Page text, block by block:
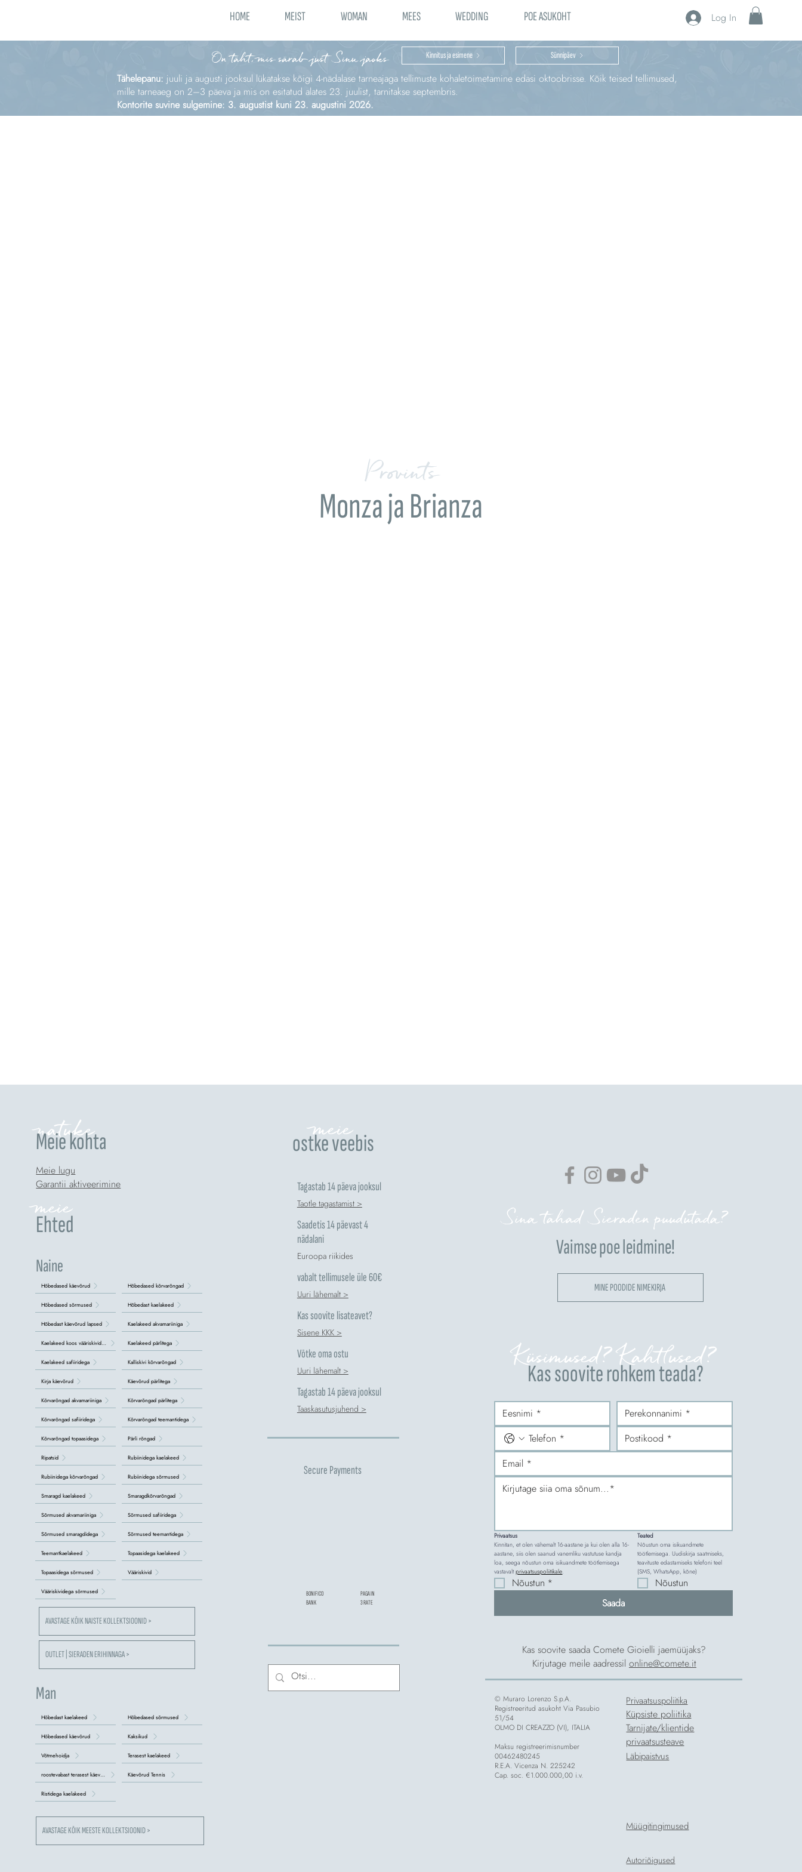
HOME MEIST WOMAN MEES WEDDING POE ASUKOHT Log In
On täht, mis särab just Sinu jaoks Kinnitus ja esimene Sünnipäev
Tähelepanu: juuli ja augusti jooksul lükatakse kõigi 4‑nädalase tarneajaga tellimuste kohaletoimetamine edasi oktoobrisse. Kõik teised tellimused,
mille tarneaeg on 2–3 päeva ja mis on esitatud alates 23. juulist, tarnitakse septembris.
Kontorite suvine sulgemine: 3. augustist kuni 23. augustini 2026.
Provints
Monza ja Brianza
natuke
Meie kohta
Meie lugu
Garantii aktiveerimine
Ehted
meie
Naine
Hõbedased käevõrud
Hõbedased sõrmused
Hõbedast käevõrud lapsed
Kaelakeed koos vääriskividega
Kaelakeed safiiridega
Kirja käevõrud
Kõrvarõngad akvamariiniga
Kõrvarõngad safiiridega
Kõrvarõngad topaasidega
Ripatsid
Rubiinidega kõrvarõngad
Smaragd kaelakeed
Sõrmused akvamariiniga
Sõrmused smaragdidega
Teemantkaelakeed
Topaasidega sõrmused
Vääriskividega sõrmused
Hõbedased kõrvarõngad
Hõbedast kaelakeed
Kaelakeed akvamariiniga
Kaelakeed pärlitega
Kalliskivi kõrvarõngad
Käevõrud pärlitega
Kõrvarõngad pärlitega
Kõrvarõngad teemantidega
Pärli rõngad
Rubiinidega kaelakeed
Rubiinidega sõrmused
Smaragdkõrvarõngad
Sõrmused safiiridega
Sõrmused teemantidega
Topaasidega kaelakeed
Vääriskivid
AVASTAGE KÕIK NAISTE KOLLEKTSIOONID >
OUTLET | SIERADEN ERIHINNAGA >
Man
Hõbedast kaelakeed
Hõbedased käevõrud
Võtmehoidja
roostevabast terasest käevõrud
Ristidega kaelakeed
Hõbedased sõrmused
Kaksikud
Terasest kaelakeed
Käevõrud Tennis
AVASTAGE KÕIK MEESTE KOLLEKTSIOONID >
meie
ostke veebis
Tagastab 14 päeva jooksul
Taotle tagastamist >
Saadetis 14 päevast 4
nädalani
Euroopa riikides
vabalt tellimusele üle 60€
Uuri lähemalt >
Kas soovite lisateavet?
Sisene KKK >
Võtke oma ostu
Uuri lähemalt >
Tagastab 14 päeva jooksul
Taaskasutusjuhend >
Secure Payments
BONIFICO
BANK
PAGA IN
3 RATE
Sina tahad Sieraden puudutada?
Vaimse poe leidmine!
MINE POODIDE NIMEKIRJA
Kas soovite rohkem teada?
Küsimused? Kahtlused?
Privaatsus
Kinnitan, et olen vähemalt 16-aastane ja kui olen alla 16-
aastane, siis olen saanud vanemliku vastutuse kandja
loa, seega nõustun oma isikuandmete töötlemisega
vastavalt privaatsuspoliitikale.
Teated
Nõustun oma isikuandmete
töötlemisega. Uudiskirja saatmiseks,
teavituste edastamiseks telefoni teel
(SMS, WhatsApp, kõne)
Nõustun *
Nõustun
Saada
Kas soovite saada Comete Gioielli jaemüüjaks?
Kirjutage meile aadressil online@comete.it
© Muraro Lorenzo S.p.A.
Registreeritud asukoht Via Pasubio
51/54
OLMO DI CREAZZO (VI), ITALIA
Maksu registreerimisnumber
00462480245
R.E.A. Vicenza N. 225242
Cap. soc. €1.000.000,00 i.v.
Privaatsuspoliitika
Küpsiste poliitika
Tarnijate/klientide
privaatsusteave
Läbipaistvus
Müügitingimused
Autoriõigused